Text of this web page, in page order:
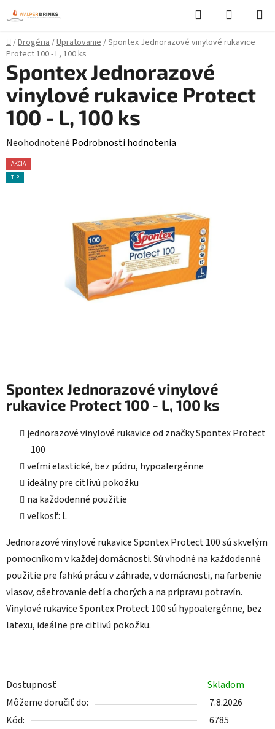
Prejsť
na
obsah
Hľadať
KOŠÍK
Domov
/Drogéria/Upratovanie/Spontex Jednorazové vinylové rukavice
Protect 100 - L, 100 ks
Spontex Jednorazové vinylové
rukavice Protect 100 - L, 100 ks
jednorazové vinylové rukavice od značky Spontex Protect
100
veľmi elastické, bez púdru, hypoalergénne
ideálny pre citlivú pokožku
na každodenné použitie
veľkosť: L
Jednorazové vinylové rukavice Spontex Protect 100 sú skvelým
pomocníkom v každej domácnosti. Sú vhodné na každodenné
použitie pre ľahkú prácu v záhrade, v domácnosti, na farbenie
vlasov, ošetrovanie detí a chorých a na prípravu potravín.
Vinylové rukavice Spontex Protect 100 sú hypoalergénne, bez
latexu, ideálne pre citlivú pokožku.
Dostupnosť
Skladom
Môžeme doručiť do:
7.8.2026
Kód:
6785
Spontex Jednorazové
vinylové rukavice Protect
100 - L, 100 ks
Priemerné
hodnotenie
produktu
Neohodnotené Podrobnosti hodnotenia
AKCIA
TIP